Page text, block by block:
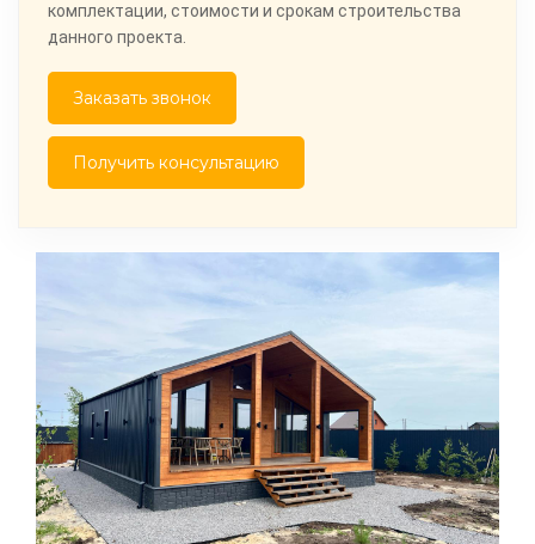
комплектации, стоимости и срокам строительства
данного проекта.
Заказать звонок
Получить консультацию